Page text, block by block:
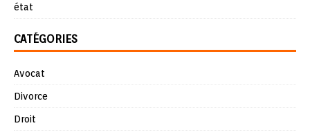
état
CATÉGORIES
Avocat
Divorce
Droit